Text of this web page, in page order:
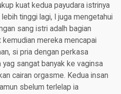
kuat kedua payudara istrinya
tinggi lagi, I juga mengetahui
sang istri adalh bagian
kemudian mereka mencapai
si pria dengan perkasa
yag sangat banyak ke vaginsa
cairan orgasme. Kedua insan
sbelum terlelap ia